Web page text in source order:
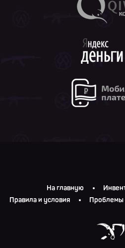
На главную
Правила и условия
Проблемы